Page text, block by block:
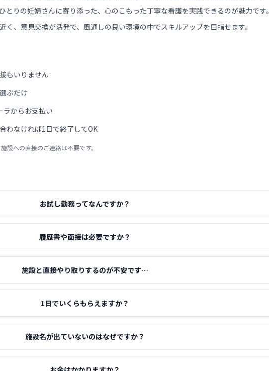
とりの妊婦さんに寄り添った、心のこもった丁寧な看護を実践できるのが魅力です。
く、意見交換が活発で、風通しの良い環境の中でスキルアップを目指せます。
もいりません
ぶだけ
ラからお支払い
わなければ1日で終了してOK
設への直接のご連絡は不要です。
お試し勤務ってなんですか？
履歴書や面接は必要ですか？
施設と直接やり取りするのが不安です…
1日でいくらもらえますか？
施設名が出ていないのはなぜですか？